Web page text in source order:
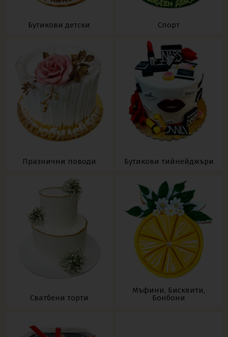
Бутикови детски Спорт
Празнични поводи Бутикови тийнейджъри
Сватбени торти
Мъфини, Бисквити,
Бонбони